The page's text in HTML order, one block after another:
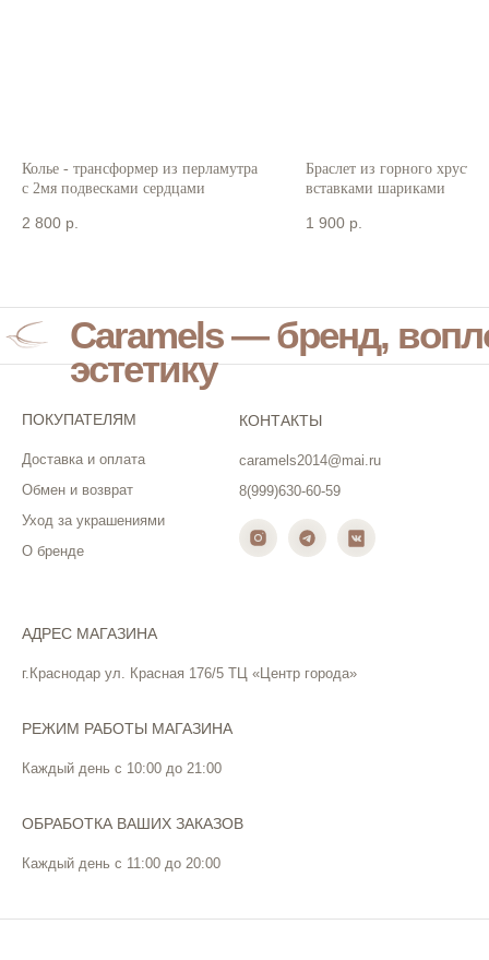
Колье - трансформер из перламутра
с 2мя подвесками сердцами
2 800 р.
Браслет из горного
вставками шариками
1 900 р.
ПОКУПАТЕЛЯМ
Доставка и оплата
Обмен и возврат
Уход за украшениями
О бренде
КОНТАКТЫ
caramels2014@mai.ru
8(999)630-60-59
АДРЕС МАГАЗИНА
г.Краснодар ул. Красная 176/5 ТЦ «Центр города»
ОБРАБОТКА ВАШИХ ЗАКАЗОВ
Каждый день с 11:00 до 20:00
РЕЖИМ РАБОТЫ МАГАЗИНА
Каждый день с 10:00 до 21:00
Caramels — бренд,
эстетику